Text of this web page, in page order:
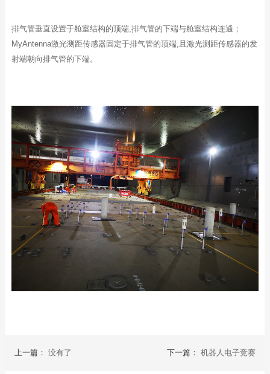
排气管垂直设置于舱室结构的顶端, 排气管的下端与舱室结构连通；
MyAntenna激光测距传感器固定于排气管的顶端, 且激光测距传感器的发
射端朝向排气管的下端。
上一篇： 没有了 下一篇： 机器人电子竞赛